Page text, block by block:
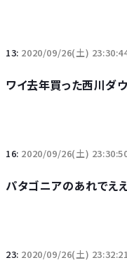
13: 2020/09/26(土)
ワイ去年買った西川ダ
16: 2020/09/26(土)
パタゴニアのあれでえ
23: 2020/09/26(土)